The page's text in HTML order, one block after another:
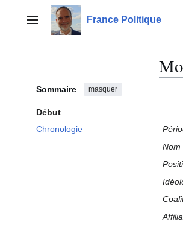
contenuMenu principalFrance Politique
Sommaire masquer
Début
Chronologie
Nom